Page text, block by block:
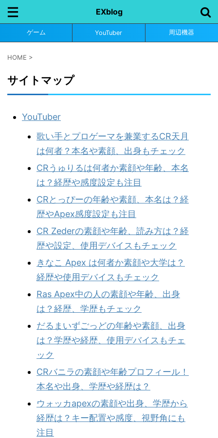
EXblog
ゲーム YouTuber 周辺機器
HOME >
サイトマップ
YouTuber
歌い手とプロゲーマを兼業するCR天月
は何者？本名や素顔、出身もチェック
CRうゅりるは何者か素顔や年齢、本名
は？経歴や感度設定も注目
CRとっぴーの年齢や素顔、本名は？経
歴やApex感度設定も注目
CR Zederの素顔や年齢、読み方は？経
歴や設定、使用デバイスもチェック
きなこ Apex は何者か素顔や大学は？
経歴や使用デバイスもチェック
Ras Apex中の人の素顔や年齢、出身
は？経歴、学歴もチェック
だるまいずごっどの年齢や素顔、出身
は？学歴や経歴、使用デバイスもチェ
ック
CRバニラの素顔や年齢プロフィール！
本名や出身、学歴や経歴は？
ウォッカapexの素顔や出身、学歴から
経歴は？キー配置や感度、視野角にも
注目